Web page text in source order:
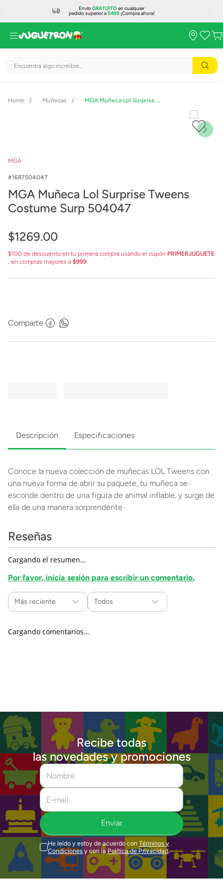
EnvíoGRATUITOen cualquier
pedido superior a$499¡Compra ahora!
Encuentra algo increíble...
Muñecas MGA Muñeca Lol Surprise Tweens Costume Surp 504047
MGA
1687504047
MGA Muñeca Lol Surprise Tweens
Costume Surp 504047
$1269.00
$100 de descuento en tu primera compra usando el cupón PRIMERJUGUETE
, en compras mayores a $999.
Comparte
Descripción Especificaciones
Conoce la nueva colección de muñecas LOL Tweens con
una nueva forma de abrir su paquete, tu muñeca se
esconde dentro de una figura de animal inflable, y surge de
ella de una manera sorprendente
Reseñas
Cargando el resumen…
Por favor, inicia sesión para escribir un comentario.
Más reciente Todos
Cargando comentarios…
Recibe todas
las novedades y promociones
Enviar
He leído y estoy de acuerdo con Términos y
Condiciones y con la Política de Privacidad.